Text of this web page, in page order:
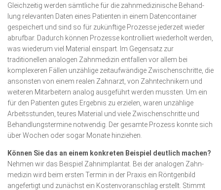
Gleichzeitig werden sämtliche für die zahnmedizinische Be­hand­
lung relevanten Daten eines Patienten in einem Daten­contai­ner
gespeichert und sind so für zukünftige Prozesse jederzeit wieder
abrufbar. Dadurch können Prozesse kontrolliert wiederholt werden,
was wiederum viel Material einspart. Im Gegensatz zur
traditionellen analogen Zahnmedizin entfallen vor allem bei
komplexeren Fällen unzählige zeitaufwändige Zwischenschritte, die
ansonsten von einem realen Zahnarzt, von Zahntechnikern und
weiteren Mitarbeitern analog ausgeführt werden mussten. Um ein
für den Patienten gutes Ergebnis zu erzielen, waren unzählige
Arbeitsstunden, teures Material und viele Zwischenschritte und
Behandlungstermine notwendig. Der gesamte Prozess konnte sich
über Wochen oder sogar Monate hinziehen.
Können Sie das an einem konkreten Beispiel deutlich machen?
Nehmen wir das Beispiel Zahnimplantat. Bei der analogen Zahn­
medizin wird beim ersten Termin in der Praxis ein Röntgenbild
angefertigt und zunächst ein Kostenvoranschlag erstellt. Stimmt